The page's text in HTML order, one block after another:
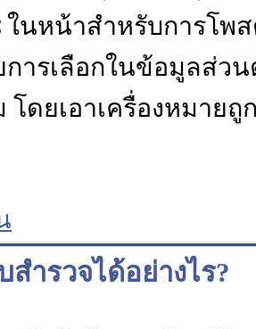
ในหน้าสำหรับการโพ
ารเลือกในข้อมูลส่ว
โดยเอาเครื่องหมาย
สำรวจได้อย่างไร?